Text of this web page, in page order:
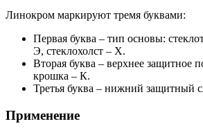
Линокром маркируют тремя буквами:
Первая буква – тип основы:
Э, стеклохолст – Х.
Вторая буква – верхнее защитное
крошка – К.
Третья буква – нижний защитный
Применение